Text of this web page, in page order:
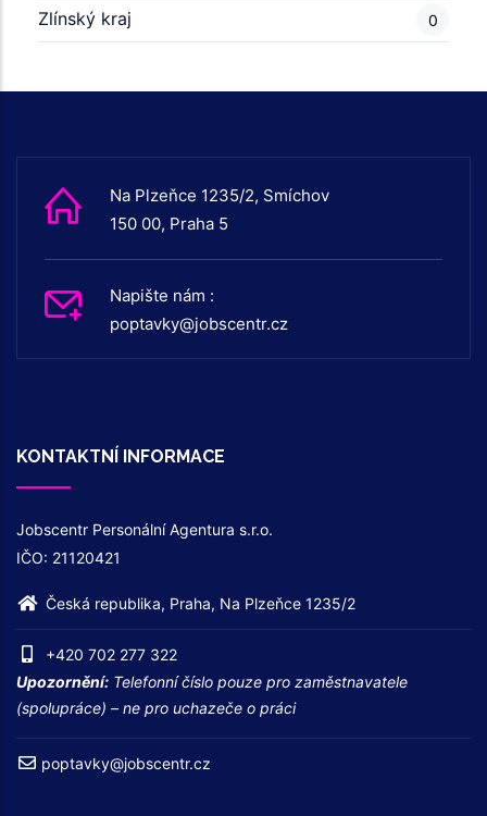
Zlínský kraj 0
Na Plzeňce 1235/2, Smíchov
150 00, Praha 5
Napište nám :
poptavky@jobscentr.cz
KONTAKTNÍ INFORMACE
Jobscentr Personální Agentura s.r.o.
IČO: 21120421
Česká republika, Praha, Na Plzeňce 1235/2
+420 702 277 322
Upozornění: Telefonní číslo pouze pro zaměstnavatele
(spolupráce) – ne pro uchazeče o práci
poptavky@jobscentr.cz